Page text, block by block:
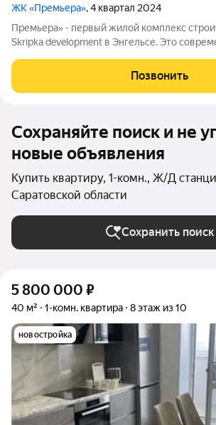
ЖК «Премьера», 4 квартал 2024
Премьера» - первый жилой комплекс
Skripka development в Энгельсе. Это
комфорта. «Премьера». Вы - в самом
сады, школа,
Позвонить
Сохраняйте поиск и не
новые объявления
Купить квартиру, 1-комн., Ж/Д
Саратовской области
Сохранить поиск
5 800 000 ₽
40 м² 1-комн. квартира 8 этаж из 10
новостройка